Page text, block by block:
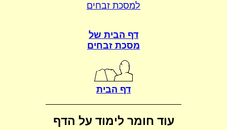
למסכת זבחים
דף הבית של
מסכת זבחים
דף הבית
עוד חומר לימוד על הדף